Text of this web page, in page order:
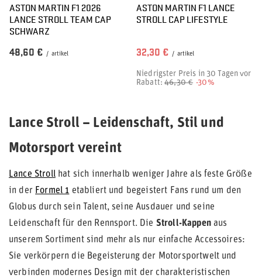
ASTON MARTIN F1 2026
LANCE STROLL TEAM CAP
SCHWARZ
48,60 € / artikel
ASTON MARTIN F1 LANCE
STROLL CAP LIFESTYLE
32,30 € / artikel
Niedrigster Preis in 30 Tagen vor
Rabatt:46,30 € -30%
Lance Stroll – Leidenschaft, Stil und
Motorsport vereint
Lance Strollhat sich innerhalb weniger Jahre als feste Größe
in der Formel 1 etabliert und begeistert Fans rund um den
Globus durch sein Talent, seine Ausdauer und seine
Leidenschaft für den Rennsport. Die Stroll-Kappenaus
unserem Sortiment sind mehr als nur einfache Accessoires:
Sie verkörpern die Begeisterung der Motorsportwelt und
verbinden modernes Design mit der charakteristischen